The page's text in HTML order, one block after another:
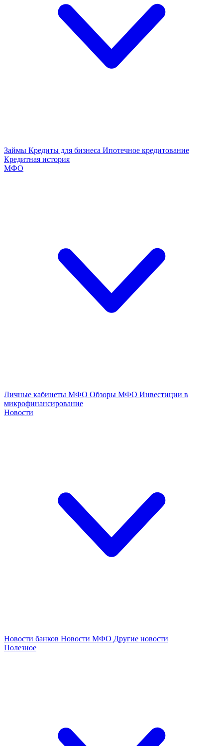
Займы Кредиты для бизнеса Ипотечное кредитование
Кредитная история
МФО
Личные кабинеты МФО Обзоры МФО Инвестиции в
микрофинансирование
Новости
Новости банков Новости МФО Другие новости
Полезное